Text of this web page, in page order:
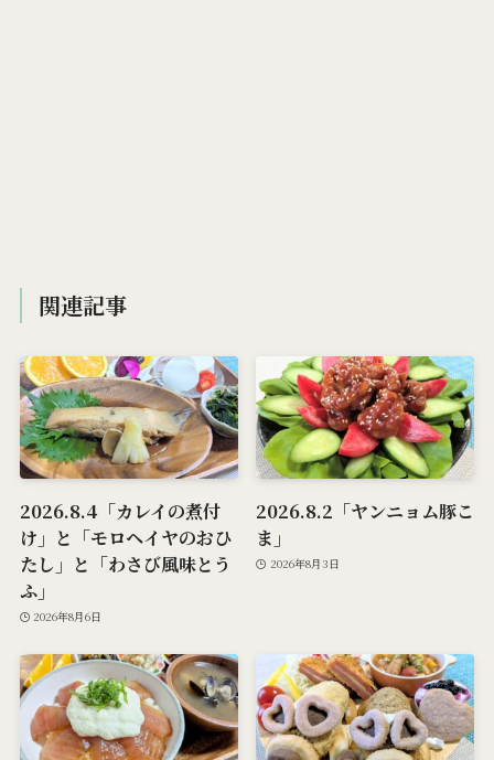
関連記事
2026.8.4「カレイの煮付
け」と「モロヘイヤのおひ
たし」と「わさび風味とう
ふ」
2026年8月6日
2026.8.2「ヤンニョム豚こ
ま」
2026年8月3日